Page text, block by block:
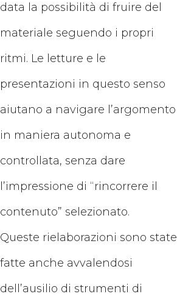
data la possibilità di fruire del
materiale seguendo i propri
ritmi. Le letture e le
presentazioni in questo senso
aiutano a navigare l’argomento
in maniera autonoma e
controllata, senza dare
l’impressione di “rincorrere il
contenuto” selezionato.
Queste rielaborazioni sono state
fatte anche avvalendosi
dell’ausilio di strumenti di